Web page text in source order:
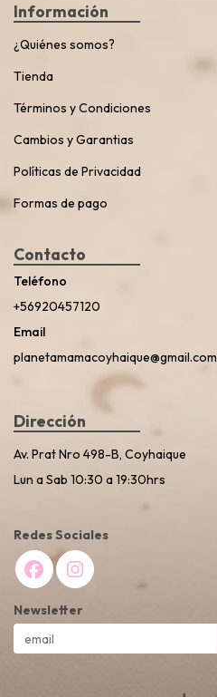
Información
¿Quiénes somos?
Tienda
Términos y Condiciones
Cambios y Garantias
Políticas de Privacidad
Formas de pago
Contacto
Teléfono
+56920457120
Email
planetamamacoyhaique@gmail.com
Dirección
Av. Prat Nro 498-B, Coyhaique
Lun a Sab 10:30 a 19:30hrs
Redes Sociales
Newsletter